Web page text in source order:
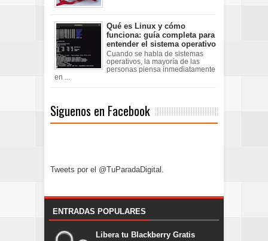
Qué es Linux y cómo
funciona: guía completa para
entender el sistema operativo
Cuando se habla de sistemas
operativos, la mayoría de las
personas piensa inmediatamente
en ...
Siguenos en Facebook
Tweets por el @TuParadaDigital.
ENTRADAS POPULARES
Libera tu Blackberry Gratis